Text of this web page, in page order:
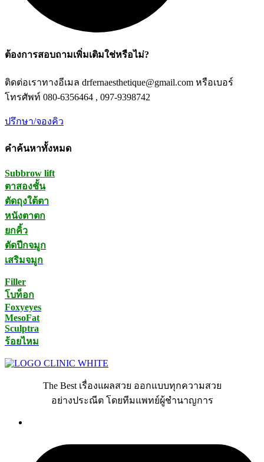
ต้องการสอบถามเพิ่มเติมใช่หรือไม่?
ติดต่อเราทางอีเมล drfernaesthetique@gmail.com หรือเบอร์
โทรศัพท์ 080-6356464 , 097-9398742
ปรึกษา/จองคิว
คำค้นหาทั้งหมด
Subbrow lift
ตาสองชั้น
ตัดถุงใต้ตา
หนังตาตก
ยกคิ้ว
ตัดปีกจมูก
เสริมจมูก
Filler
โบท็อก
Foxyeyes
MesoFat
Sculptra
ร้อยไหม
The Best เรื่องแผลสวย ออกแบบทุกความสวย
อย่างประณีต โดยทีมแพทย์ผู้ชำนาญการ